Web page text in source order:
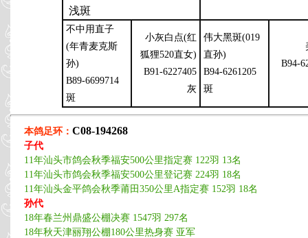
浅斑
不中用直子
(年青麦克斯
孙)
B89-6699714
斑
小灰白点(红
狐狸520直女)
B91-6227405
灰
伟大黑斑(019
直孙)
B94-6261205
斑
B94-
本鸽足环： C08-194268
子代
11年汕头市鸽会秋季福安500公里指定赛 122羽 13名
11年汕头市鸽会秋季福安500公里登记赛 224羽 18名
11年汕头金平鸽会秋季莆田350公里A指定赛 152羽 18名
孙代
18年春兰州鼎盛公棚决赛 1547羽 297名
18年秋天津丽翔公棚180公里热身赛 亚军